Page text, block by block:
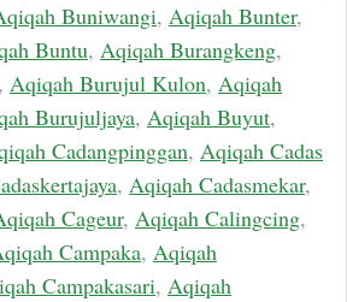
Buniwangi, Aqiqah Bunter,
Buntu, Aqiqah Burangkeng,
, Aqiqah Burujul Kulon, Aqiqah
Burujuljaya, Aqiqah Buyut,
Cadangpinggan, Aqiqah Cadas
, Aqiqah Cadasmekar,
Cageur, Aqiqah Calingcing,
Campaka, Aqiqah
Campakasari, Aqiqah